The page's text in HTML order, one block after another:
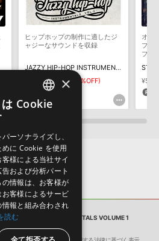
用の楽曲です。原則として、デモソング
ことはできません。また、デモソングを
、サンプルパックに含まれていることを
。
ヒップホップの制作に適したジ
ャジーなサウンドを収録
JAZZY HIP-HOP INSTRUMENTALS VOLUME 2
¥4,257 ¥2,979(30%OFF)
89pt
オー
プサ
プサ
HIP-HOP INSTRUMENTALS VOLUME 1
ENGLISH
×
は Cookie
ーソナライズし、
めに Cookie を使用
様による当社サイ
および分析パート
情報は、お客様が
客様によるサービ
報と組み合わされ
読む